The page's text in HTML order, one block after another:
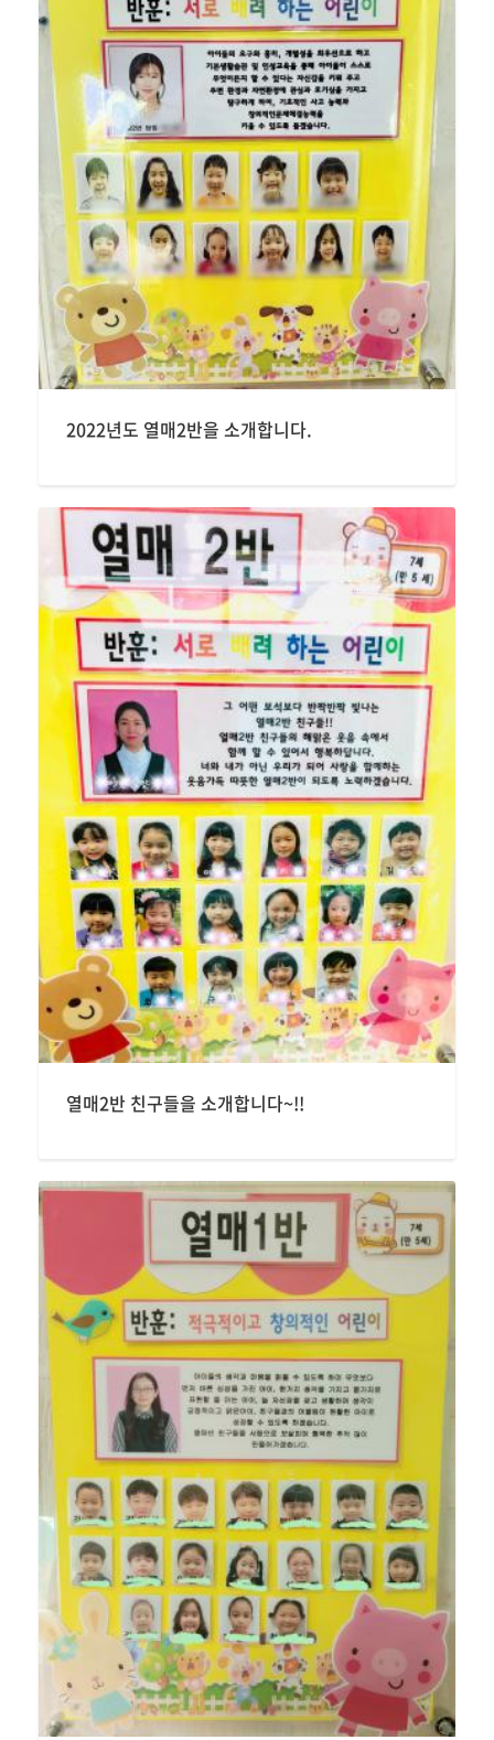
2022년도 열매2반을 소개합니다.
열매2반 친구들을 소개합니다~!!